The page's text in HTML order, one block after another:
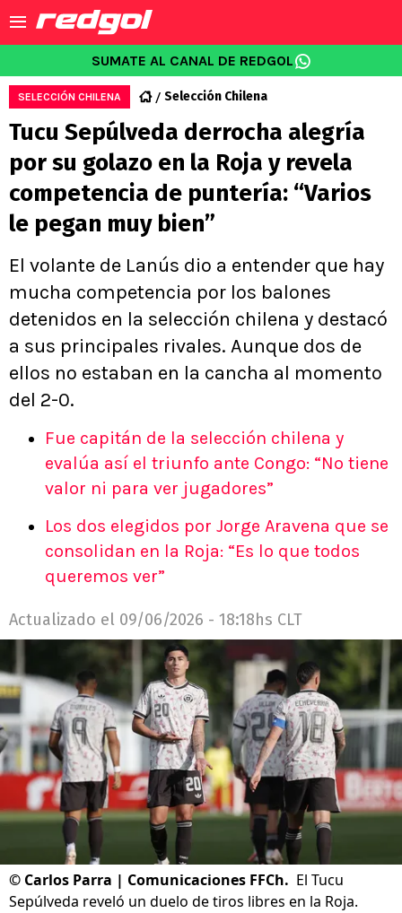
SUMATE AL CANAL DE REDGOL
SELECCIÓN CHILENA Selección Chilena
Tucu Sepúlveda derrocha alegría
por su golazo en la Roja y revela
competencia de puntería: “Varios
le pegan muy bien”
El volante de Lanús dio a entender que hay
mucha competencia por los balones
detenidos en la selección chilena y destacó
a sus principales rivales. Aunque dos de
ellos no estaban en la cancha al momento
del 2-0.
Fue capitán de la selección chilena y
evalúa así el triunfo ante Congo: “No tiene
valor ni para ver jugadores”
Los dos elegidos por Jorge Aravena que se
consolidan en la Roja: “Es lo que todos
queremos ver”
Actualizado el 09/06/2026 - 18:18hs CLT
© Carlos Parra | Comunicaciones FFCh. El Tucu
Sepúlveda reveló un duelo de tiros libres en la Roja.